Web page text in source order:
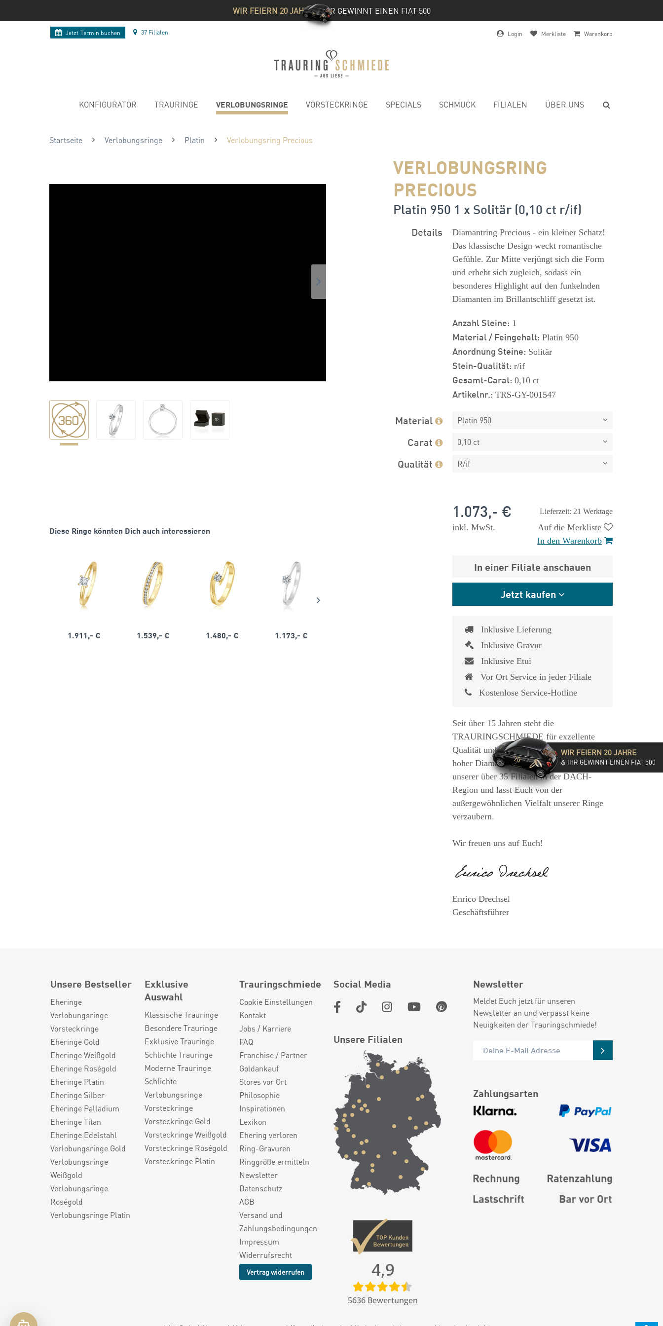
WIR FEIERN 20 JAHRE& IHR GEWINNT EINEN FIAT 500
Jetzt Termin buchen 37 Filialen Login Merkliste Warenkorb
KONFIGURATOR TRAURINGE VERLOBUNGSRINGE VORSTECKRINGE SPECIALS SCHMUCK FILIALEN ÜBER UNS
Startseite Verlobungsringe Platin Verlobungsring Precious
VERLOBUNGSRING
PRECIOUS
Platin 950 1 x Solitär (0,10 ct r/if)
Diese Ringe könnten Dich auch interessieren
1.911,- € 1.539,- € 1.480,- € 1.173,- € 1.825,- €
Details
Diamantring Precious - ein kleiner Schatz!
Das klassische Design weckt romantische
Gefühle. Zur Mitte verjüngt sich die Form
und erhebt sich zugleich, sodass ein
besonderes Highlight auf den funkelnden
Diamanten im Brillantschliff gesetzt ist.
Anzahl Steine: 1
Material / Feingehalt: Platin 950
Anordnung Steine: Solitär
Stein-Qualität: r/if
Gesamt-Carat: 0,10 ct
Artikelnr.: TRS-GY-001547
Material Platin 950
Carat 0,10 ct
Qualität R/if
Lieferzeit: 21 Werktage
1.073,- €
inkl. MwSt.
Auf die Merkliste
In den Warenkorb
In einer Filiale anschauen
Jetzt kaufen
Inklusive Lieferung
Inklusive Gravur
Inklusive Etui
Vor Ort Service in jeder Filiale
Kostenlose Service-Hotline
Seit über 15 Jahren steht die
TRAURINGSCHMIEDE für exzellente
Qualität und hochwertige Beratung mit
hoher Diamantkompetenz. Besucht eine
unserer über 35 Filialen in der DACH-
Region und lasst Euch von der
außergewöhnlichen Vielfalt unserer Ringe
verzaubern.
Wir freuen uns auf Euch!
Enrico Drechsel
Geschäftsführer
Unsere Bestseller
Eheringe
Verlobungsringe
Vorsteckringe
Eheringe Gold
Eheringe Weißgold
Eheringe Roségold
Eheringe Platin
Eheringe Silber
Eheringe Palladium
Eheringe Titan
Eheringe Edelstahl
Verlobungsringe Gold
Verlobungsringe
Weißgold
Verlobungsringe
Roségold
Verlobungsringe Platin
Exklusive
Auswahl
Klassische Trauringe
Besondere Trauringe
Exklusive Trauringe
Schlichte Trauringe
Moderne Trauringe
Schlichte
Verlobungsringe
Vorsteckringe
Vorsteckringe Gold
Vorsteckringe Weißgold
Vorsteckringe Roségold
Vorsteckringe Platin
Trauringschmiede
Cookie Einstellungen
Kontakt
Jobs / Karriere
FAQ
Franchise / Partner
Goldankauf
Stores vor Ort
Philosophie
Inspirationen
Lexikon
Ehering verloren
Ring-Gravuren
Ringgröße ermitteln
Newsletter
Datenschutz
AGB
Versand und
Zahlungsbedingungen
Impressum
Widerrufsrecht
Vertrag widerrufen
Social Media
Unsere Filialen
4,9
5636 Bewertungen
Newsletter
Meldet Euch jetzt für unseren
Newsletter an und verpasst keine
Neuigkeiten der Trauringschmiede!
Zahlungsarten
WIR FEIERN 20 JAHRE
& IHR GEWINNT EINEN FIAT 500